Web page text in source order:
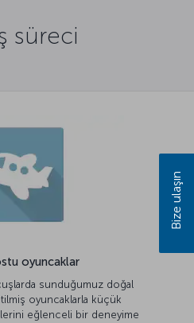
süreci
oyuncaklar
sunduğumuz doğal
oyuncaklarla küçük
eğlenceli bir deneyime
Bize ulaşın